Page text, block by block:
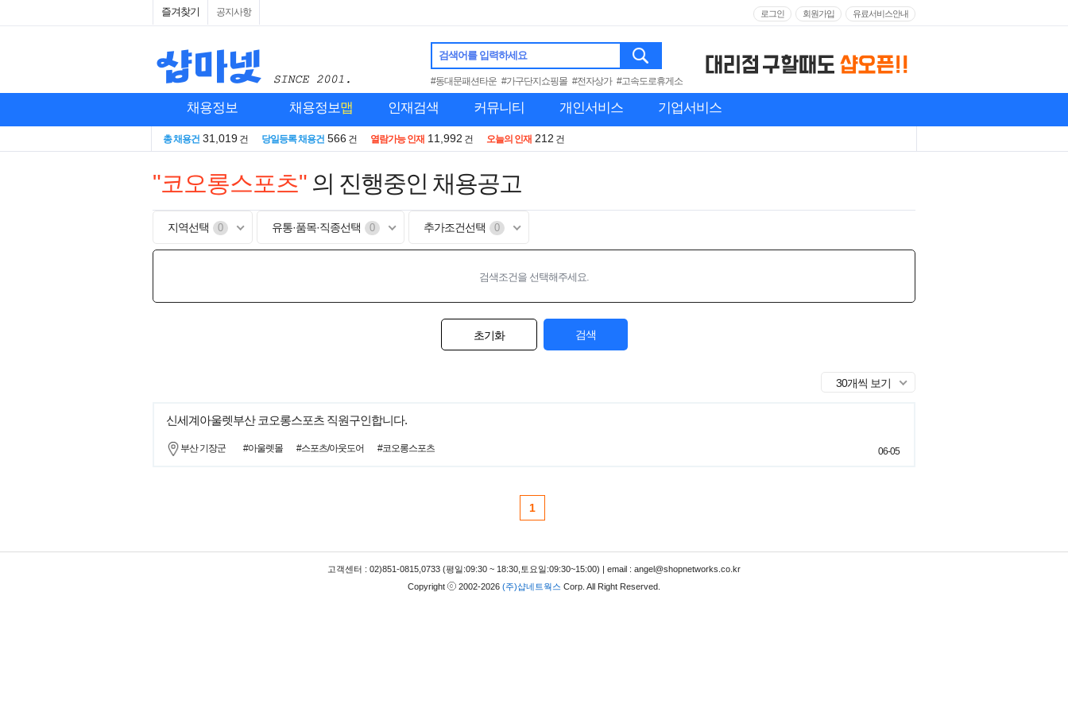
즐겨찾기 공지사항 로그인 회원가입 유료서비스안내
검색어를 입력하세요
#동대문패션타운 #가구단지쇼핑몰 #전자상가 #고속도로휴게소
채용정보 채용정보맵 인재검색 커뮤니티 개인서비스 기업서비스
총 채용건 31,019 건 당일등록 채용건 566 건 열람가능 인재 11,992 건 오늘의 인재 212 건
"코오롱스포츠" 의 진행중인 채용공고
지역선택 0 유통·품목·직종선택 0 추가조건선택 0
검색조건을 선택해주세요.
초기화 검색
30개씩 보기
신세계아울렛부산 코오롱스포츠 직원구인합니다.
부산 기장군 #아울렛몰 #스포츠/아웃도어 #코오롱스포츠 06-05
1
고객센터 : 02)851-0815,0733 (평일:09:30 ~ 18:30,토요일:09:30~15:00) | email : angel@shopnetworks.co.kr
Copyright
2002-2026 (주)샵네트웍스 Corp. All Right Reserved.